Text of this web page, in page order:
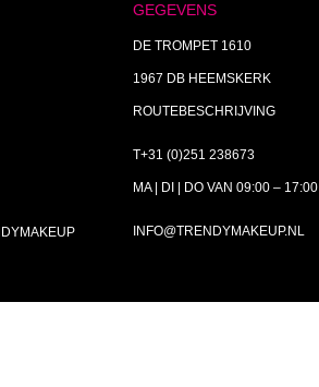
GEGEVENS
DE TROMPET 1610
1967 DB HEEMSKERK
ROUTEBESCHRIJVING
T+31 (0)251 238673
MA | DI | DO VAN 09:00 – 17:00
INFO@TRENDYMAKEUP.NL